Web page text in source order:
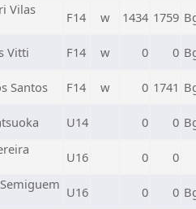
Vilas
F14 w 1434 1759
Vitti F14 w 0 0
Santos F14 w 0 1741
U14 0 0
U16 0 0
U16 0 0